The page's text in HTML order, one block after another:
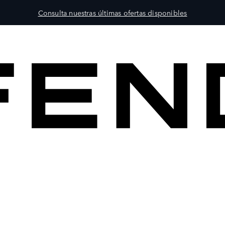
Consulta nuestras últimas ofertas disponibles